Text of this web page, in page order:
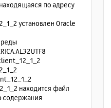
по адресу
установлен Oracle
находится файл
содержания